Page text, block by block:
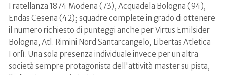
Fratellanza 1874 Modena (73), Acquadela Bologna (94),
Endas Cesena (42); squadre complete in grado di ottenere
il numero richiesto di punteggi anche per Virtus Emilsider
Bologna, Atl. Rimini Nord Santarcangelo, Libertas Atletica
Forlì. Una sola presenza individuale invece per un altra
società sempre protagonista dell'attività master su pista,